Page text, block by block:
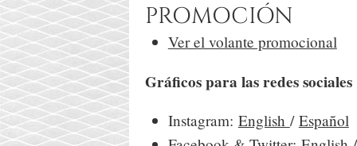
PROMOCIÓN
Ver el volante promocional
Gráficos para las redes sociales
Instagram: English / Español